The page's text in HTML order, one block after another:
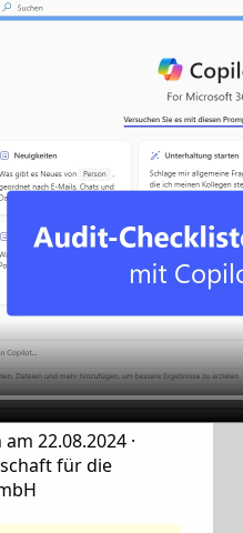
22.08.2024 ·
für die